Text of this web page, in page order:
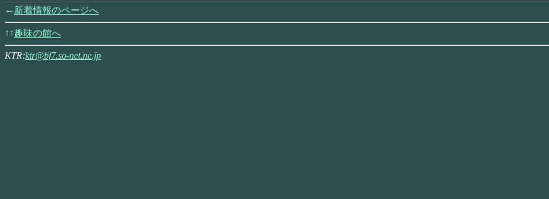
新着情報のページへ
趣味の館へ
KTR:ktr@bf7.so-net.ne.jp